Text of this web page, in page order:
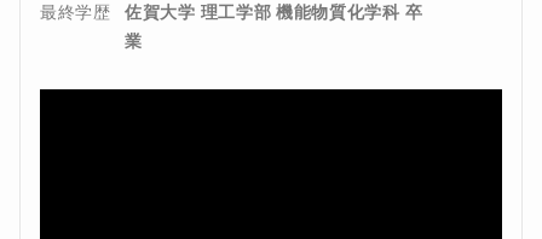
最終学歴
佐賀大学 理工学部 機能物質化学科 卒
業